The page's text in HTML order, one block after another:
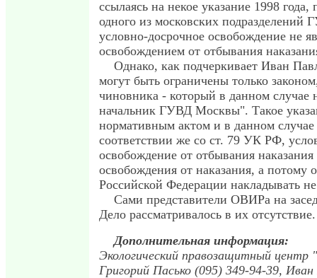
ссылаясь на некое указание 1998
одного из московских подразделений
условно-досрочное освобождение не
освобождением от отбывания
Однако, как подчеркивает Иван
могут быть ограничены только
чиновника - который в данном случае
начальник ГУВД Москвы". Такое
нормативным актом и в данном
соответствии же со ст. 79 УК РФ,
освобождение от отбывания
освобождения от наказания, а потому
Российской Федерации накладывать
Сами представители ОВИРа на
Дело рассматривалось в их отсутствие.
Дополнительная информация:
Экологический правозащитный центр
Григорий Пасько (095) 349-94-39,